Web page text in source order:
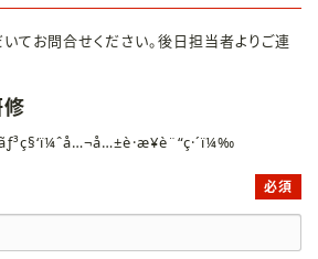
てお問合せください。後日担当者よりご連
必須